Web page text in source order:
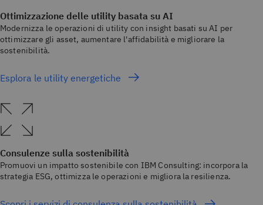
Ottimizzazione delle utility basata su AI
Modernizza le operazioni di utility con insight basati su AI per
ottimizzare gli asset, aumentare l'affidabilità e migliorare la
sostenibilità.
Esplora le utility energetiche
Consulenze sulla sostenibilità
Promuovi un impatto sostenibile con IBM Consulting: incorpora la
strategia ESG, ottimizza le operazioni e migliora la resilienza.